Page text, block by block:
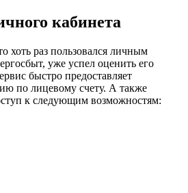
кабинета
хоть раз пользовался личным
уже успел оценить его
быстро предоставляет
по лицевому счету. А также
к следующим возможностям: